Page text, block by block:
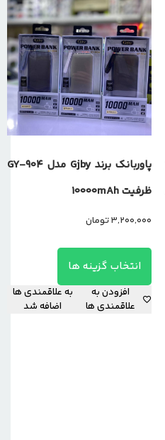
پاوربانک برند Gjby مدل GY-904
ظرفیت 10000mAh
3,200,000تومان
انتخاب گزینه ها
افزودن به
علاقمندی ها
به علاقمندی ها
اضافه شد